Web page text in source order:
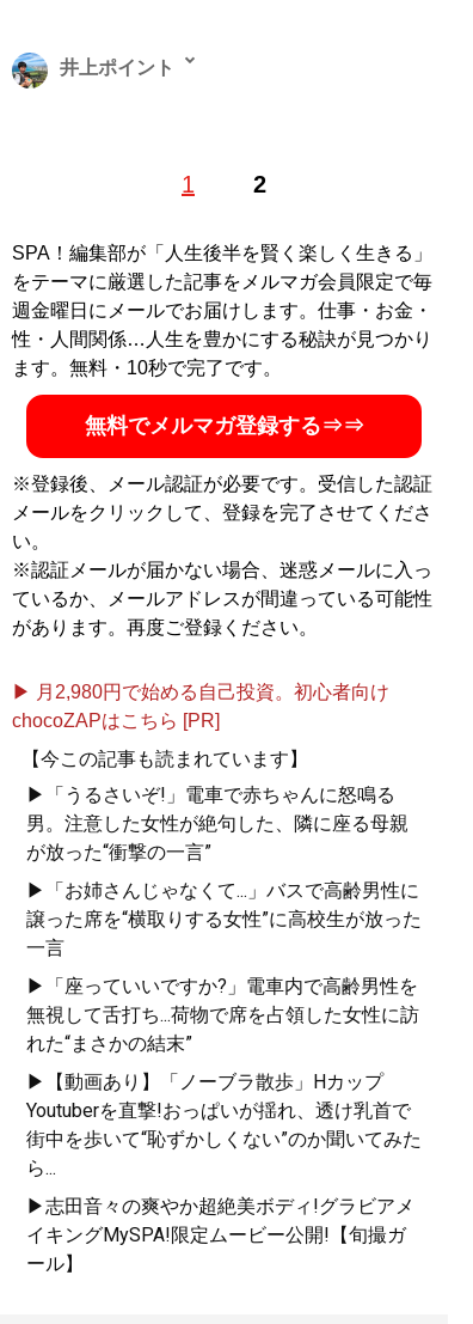
1 2
井上ポイント
節約好きで、ポイントやキャンペーン情報に精通するお
倍楽しめる！』。ブログ「いの得ブログ」、ユーチュー
ブ「いの得ちゃんねる
」にて日々、お得情報を配信中
（Twitterアカウント:
@InoueJuniti ）
『お得生活！ お金がな
くても人生100倍楽しめ
節約こそ最高のエンター
記事一覧へ
SPA！編集部が「人生後半を賢く楽しく生きる」
をテーマに厳選した記事をメルマガ会員限定で毎
週金曜日にメールでお届けします。仕事・お金・
性・人間関係…人生を豊かにする秘訣が見つかり
ます。無料・10秒で完了です。
無料でメルマガ登録する⇒⇒
※登録後、メール認証が必要です。受信した認証
メールをクリックして、登録を完了させてくださ
い。
※認証メールが届かない場合、迷惑メールに入っ
ているか、メールアドレスが間違っている可能性
があります。再度ご登録ください。
▶ 月2,980円で始める自己投資。初心者向け
chocoZAPはこちら [PR]
【今この記事も読まれています】
▶「うるさいぞ!」電車で赤ちゃんに怒鳴る
男。注意した女性が絶句した、隣に座る母親
が放った“衝撃の一言”
▶「お姉さんじゃなくて...」バスで高齢男性に
譲った席を“横取りする女性”に高校生が放った
一言
▶「座っていいですか?」電車内で高齢男性を
無視して舌打ち...荷物で席を占領した女性に訪
れた“まさかの結末”
▶【動画あり】「ノーブラ散歩」Hカップ
Youtuberを直撃!おっぱいが揺れ、透け乳首で
街中を歩いて“恥ずかしくない”のか聞いてみた
ら...
▶志田音々の爽やか超絶美ボディ!グラビアメ
イキングMySPA!限定ムービー公開!【旬撮ガ
ール】